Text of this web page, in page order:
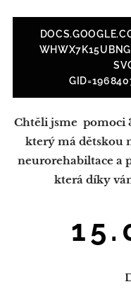
Chtěli jsme pomoci
který má dětskou
neurorehabiltace a
která díky